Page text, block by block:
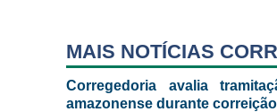
MAIS NOTÍCIAS
Corregedoria avalia
amazonense durante